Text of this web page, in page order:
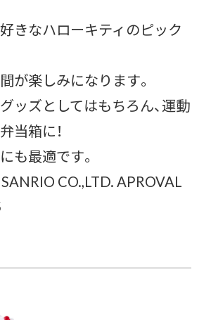
きなハローキティのピック
が楽しみになります。
ッズとしてはもちろん、運動
当箱に！
も最適です。
CO.,LTD. APROVAL